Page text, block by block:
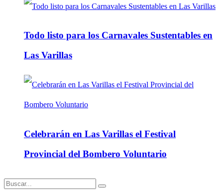
Todo listo para los Carnavales Sustentables en
Las Varillas
Celebrarán en Las Varillas el Festival
Provincial del Bombero Voluntario